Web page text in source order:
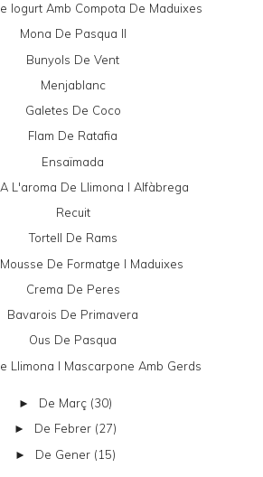
Iogurt Amb Compota De Maduixes
Mona De Pasqua II
Bunyols De Vent
Menjablanc
Galetes De Coco
Flam De Ratafia
Ensaïmada
L'aroma De Llimona I Alfàbrega
Recuit
Tortell De Rams
De Formatge I Maduixes
Crema De Peres
Bavarois De Primavera
Ous De Pasqua
Llimona I Mascarpone Amb Gerds
► De Març (30)
► De Febrer (27)
► De Gener (15)